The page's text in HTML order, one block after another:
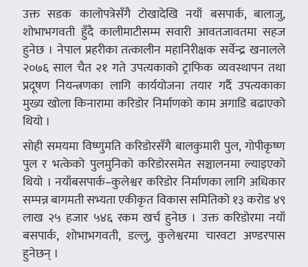
उक्त सडक कालोपत्रेसँगै टोखादेखि नयाँ बसपार्क, बालाजु,
शोभाभगवती हुँदै कालीमाटीसम्म सवारी आवतजावतमा सहज
हुनेछ । नेपाल प्रहरीका तत्कालीन महानिरीक्षक सर्वेन्द्र खनालले
२०७६ साल चैत २१ गते उपत्यकाको ट्राफिक व्यवस्थापन तथा
प्रदूषण नियन्त्रणका लागि कार्ययोजना तयार गर्दै उपत्यकाका
मुख्य खोला किनारामा करिडोर निर्माणको काम अगाडि बढाएको
थियो ।
सोही समयमा विष्णुमति करिडोरसँगै बालकुमारी पुल, गोपीकृष्ण
पुल र भत्केको पुलमुनिको करिडोरसमेत सञ्चालनमा ल्याइएको
थियो । नयाँबसपार्क–कुलेश्वर करिडोर निर्माणका लागि अधिकार
सम्पन्न बागमती सभ्यता एकीकृत विकास समितिको १३ करोड ४९
लाख २५ हजार ५४६ रकम खर्च हुनेछ । उक्त करिडोरमा नयाँ
बसपार्क, शोभाभगवती, डल्लु, कुलेश्वरमा चारवटा अण्डरपास
हुनेछन् ।